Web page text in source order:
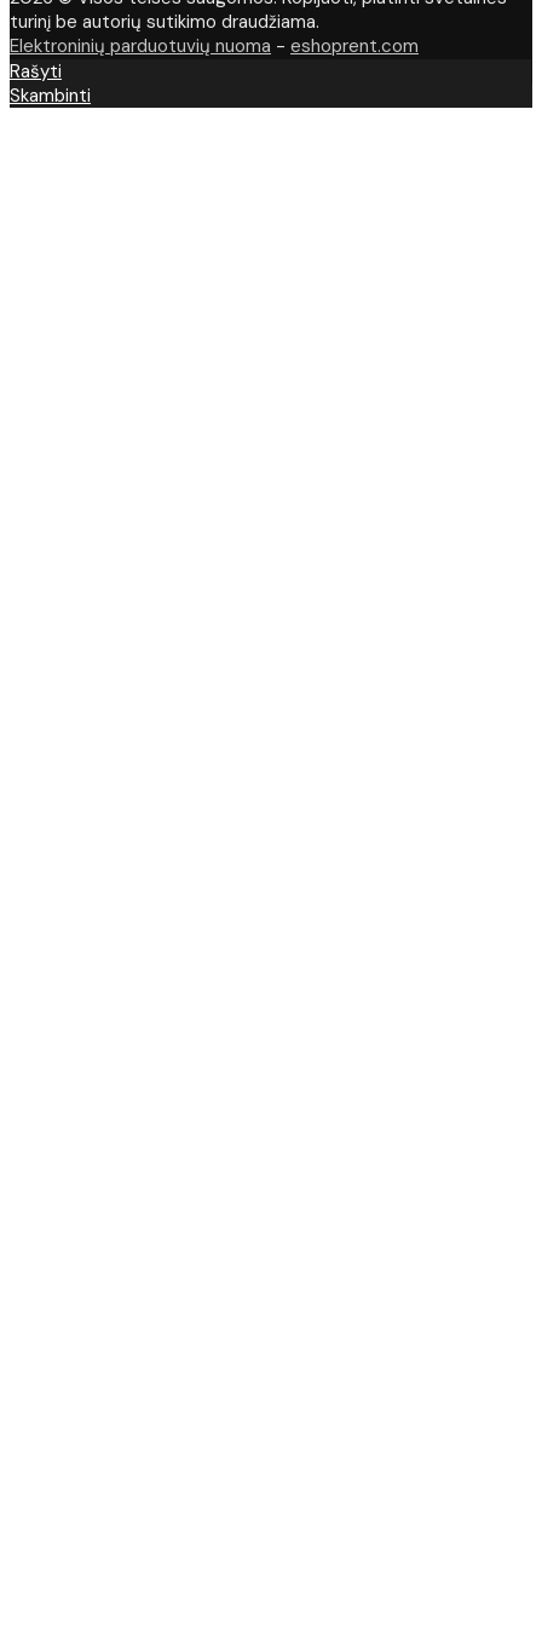
turinį be autorių sutikimo draudžiama.
Elektroninių parduotuvių nuoma - eshoprent.com
Rašyti
Skambinti